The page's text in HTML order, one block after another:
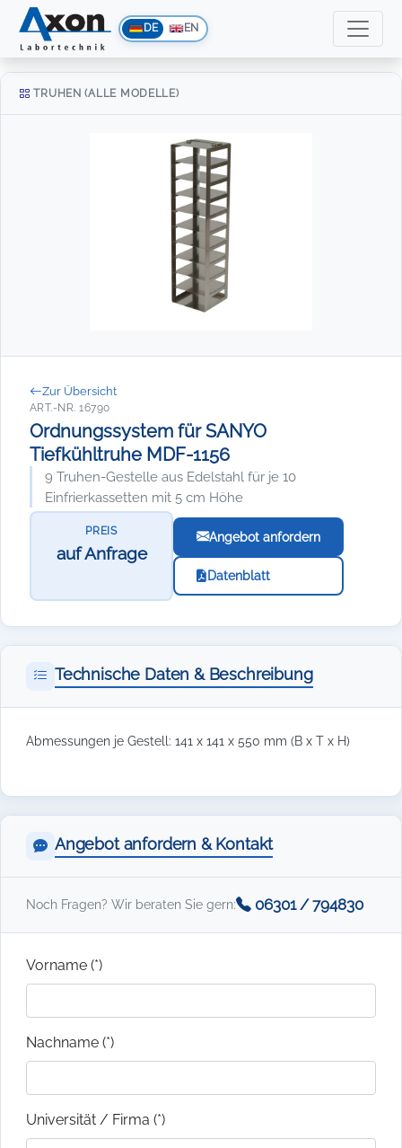
DE EN
TRUHEN (ALLE MODELLE)
Zur Übersicht
ART.-NR. 16790
Ordnungssystem für SANYO
Tiefkühltruhe MDF-1156
9 Truhen-Gestelle aus Edelstahl für je 10
Einfrierkassetten mit 5 cm Höhe
PREIS
auf Anfrage
Angebot anfordern
Datenblatt
Technische Daten & Beschreibung
Abmessungen je Gestell: 141 x 141 x 550 mm (B x T x H)
Angebot anfordern & Kontakt
Noch Fragen? Wir beraten Sie gern: 06301 / 794830
Vorname (*)
Nachname (*)
Universität / Firma (*)